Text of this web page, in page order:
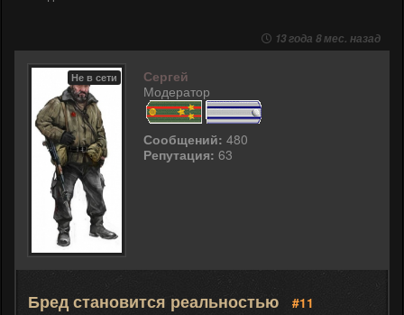
13 года 8 мес. назад
Не в сети
Сергей
Модератор
Сообщений: 480
Репутация: 63
Бред становится реальностью
#11